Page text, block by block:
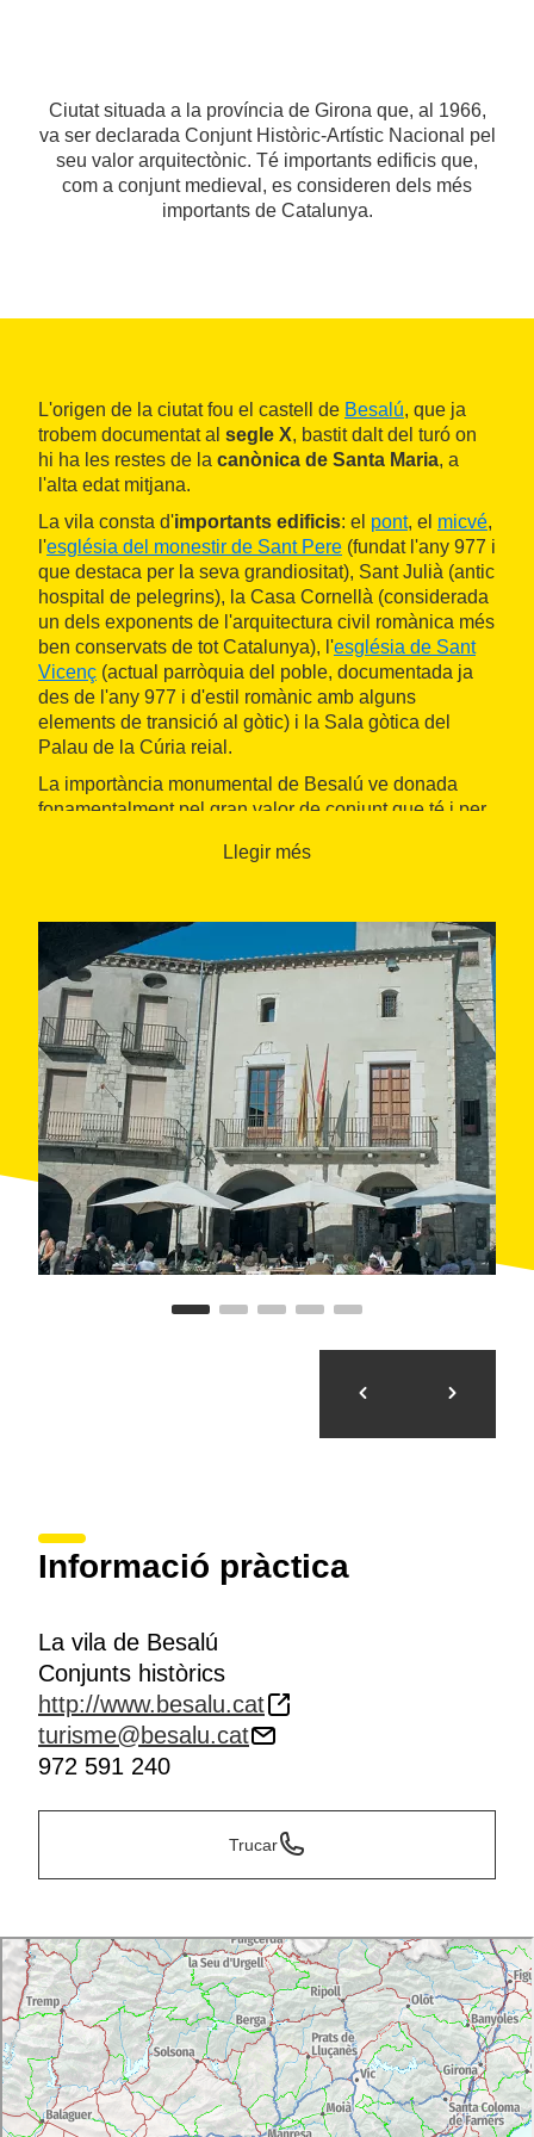
Ciutat situada a la província de Girona que, al 1966,
va ser declarada Conjunt Històric-Artístic Nacional pel
seu valor arquitectònic. Té importants edificis que,
com a conjunt medieval, es consideren dels més
importants de Catalunya.
L'origen de la ciutat fou el castell de Besalú, que ja
trobem documentat al segle X, bastit dalt del turó on
hi ha les restes de la canònica de Santa Maria, a
l'alta edat mitjana.
La vila consta d'importants edificis: el pont, el micvé,
l'església del monestir de Sant Pere (fundat l'any 977 i
que destaca per la seva grandiositat), Sant Julià (antic
hospital de pelegrins), la Casa Cornellà (considerada
un dels exponents de l'arquitectura civil romànica més
ben conservats de tot Catalunya), l'església de Sant
Vicenç (actual parròquia del poble, documentada ja
des de l'any 977 i d'estil romànic amb alguns
elements de transició al gòtic) i la Sala gòtica del
Palau de la Cúria reial.
La importància monumental de Besalú ve donada
fonamentalment pel gran valor de conjunt que té i per
mostres més importantsisingulars
seu gran valor arquitectònic.
Llegir més
Informació pràctica
La vila de Besalú
Conjunts històrics
http://www.besalu.cat
turisme@besalu.cat
972 591 240
Trucar